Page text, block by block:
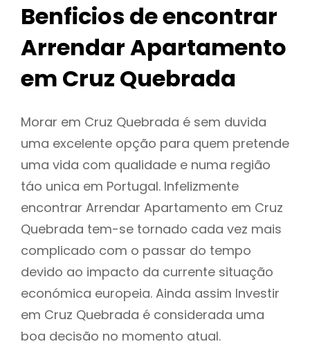
Benficios de encontrar
Arrendar Apartamento
em Cruz Quebrada
Morar em Cruz Quebrada é sem duvida
uma excelente opção para quem pretende
uma vida com qualidade e numa região
táo unica em Portugal. Infelizmente
encontrar Arrendar Apartamento em Cruz
Quebrada tem-se tornado cada vez mais
complicado com o passar do tempo
devido ao impacto da currente situação
económica europeia. Ainda assim Investir
em Cruz Quebrada é considerada uma
boa decisão no momento atual.